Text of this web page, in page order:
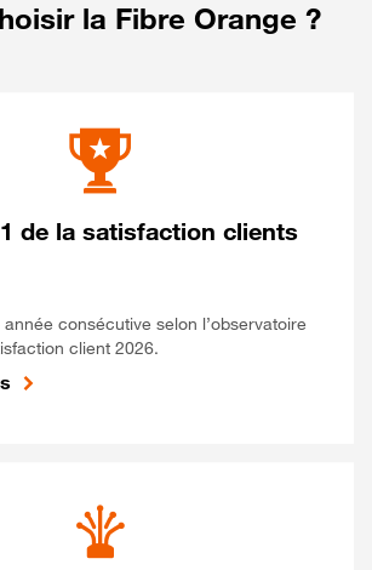
la Fibre Orange ?
de la satisfaction clients
consécutive selon l’observatoire
client 2026.